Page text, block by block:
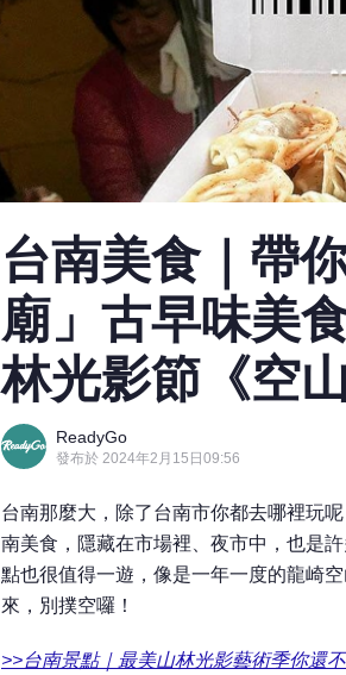
台南美食｜帶
廟」古早味美
林光影節《空
ReadyGo
發布於 2024年2月15日09:56
台南那麼大，除了台南市你都去哪裡玩
南美食，隱藏在市場裡、夜市中，也是
點也很值得一遊，像是一年一度的龍崎
來，別撲空囉！
>>台南景點｜最美山林光影藝術季你還